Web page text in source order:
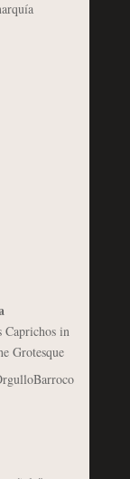
Caprichos in
Grotesque